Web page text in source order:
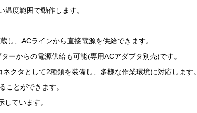
度範囲で動作します。
し、ACラインから直接電源を供給できます。
ーからの電源供給も可能(専用ACアダプタ別売)です。
クタとして2種類を装備し、多様な作業環境に対応します
ことができます。
しています。